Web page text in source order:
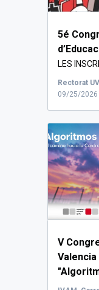
5é
LES
09/25/
V
Valencia
camino